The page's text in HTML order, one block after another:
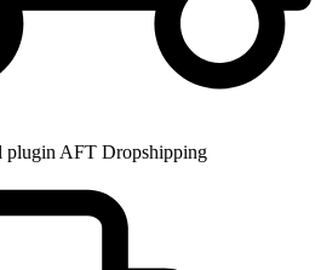
plugin AFT Dropshipping